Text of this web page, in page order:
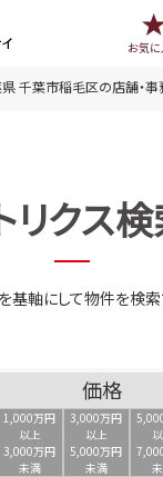
お気に
千葉市稲毛区の店舗・事
リクス
基軸にして物件を検索
価格
1,000万円
以上
3,000万円
未満
3,000万円
以上
5,000万円
未満